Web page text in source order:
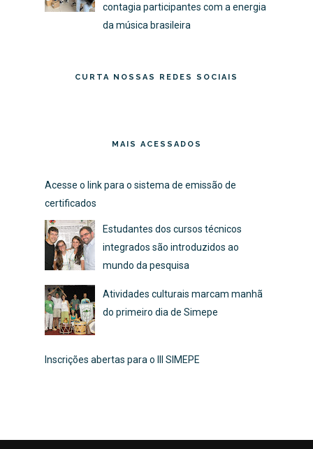
contagia participantes com a energia
da música brasileira
CURTA NOSSAS REDES SOCIAIS
MAIS ACESSADOS
Acesse o link para o sistema de emissão de
certificados
Estudantes dos cursos técnicos
integrados são introduzidos ao
mundo da pesquisa
Atividades culturais marcam manhã
do primeiro dia de Simepe
Inscrições abertas para o III SIMEPE